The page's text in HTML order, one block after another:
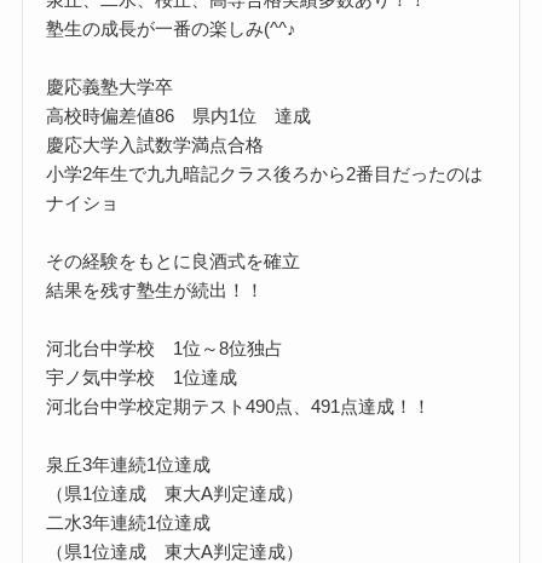
塾生の成長が一番の楽しみ(^^♪
慶応義塾大学卒
高校時偏差値86 県内1位 達成
慶応大学入試数学満点合格
小学2年生で九九暗記クラス後ろから2番目だったのは
ナイショ
その経験をもとに良酒式を確立
結果を残す塾生が続出！！
河北台中学校 1位～8位独占
宇ノ気中学校 1位達成
河北台中学校定期テスト490点、491点達成！！
泉丘3年連続1位達成
（県1位達成 東大A判定達成）
二水3年連続1位達成
（県1位達成 東大A判定達成）